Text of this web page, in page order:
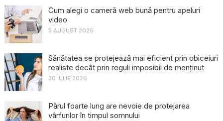
Cum alegi o cameră web bună pentru apeluri
video
5 AUGUST 2026
Sănătatea se protejează mai eficient prin obiceiuri
realiste decât prin reguli imposibil de menținut
30 IULIE 2026
Părul foarte lung are nevoie de protejarea
vârfurilor în timpul somnului